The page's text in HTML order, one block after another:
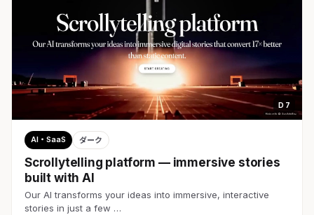
D 7
AI・SaaS ダーク
Scrollytelling platform — immersive stories
built with AI
Our AI transforms your ideas into immersive, interactive
stories in just a few …